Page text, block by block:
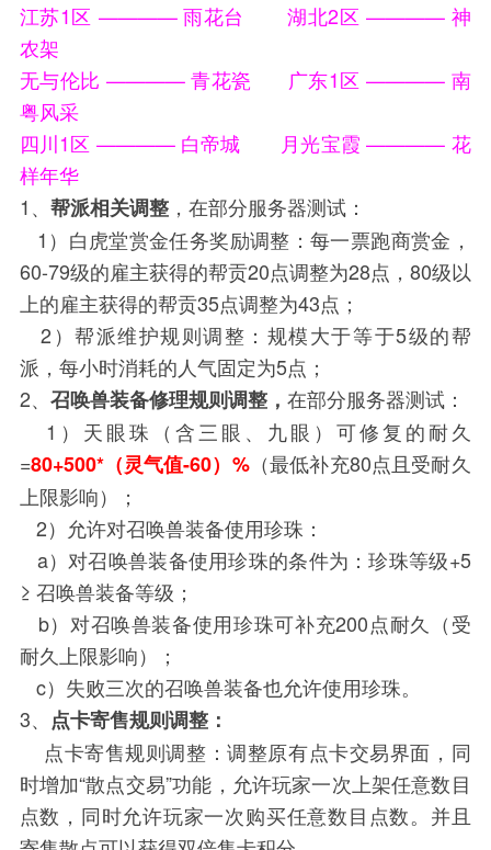
江苏1区 ———— 雨花台 湖北2区 ———— 神
农架
无与伦比 ———— 青花瓷 广东1区 ———— 南
粤风采
四川1区 ———— 白帝城 月光宝霞 ———— 花
样年华
1、 帮派相关调整，在部分服务器测试：
1）白虎堂赏金任务奖励调整：每一票跑商赏金，
60-79级的雇主获得的帮贡20点调整为28点，80级以
上的雇主获得的帮贡35点调整为43点；
2）帮派维护规则调整：规模大于等于5级的帮
派，每小时消耗的人气固定为5点；
2、 召唤兽装备修理规则调整， 在部分服务器测试：
1）天眼珠（含三眼、九眼）可修复的耐久
=80+500*（灵气值-60）%（最低补充80点且受耐久
上限影响）；
2）允许对召唤兽装备使用珍珠：
a）对召唤兽装备使用珍珠的条件为：珍珠等级+5
≥ 召唤兽装备等级；
b）对召唤兽装备使用珍珠可补充200点耐久（受
耐久上限影响）；
c）失败三次的召唤兽装备也允许使用珍珠。
3、 点卡寄售规则调整：
点卡寄售规则调整：调整原有点卡交易界面，同
时增加“散点交易”功能，允许玩家一次上架任意数目
点数，同时允许玩家一次购买任意数目点数。并且